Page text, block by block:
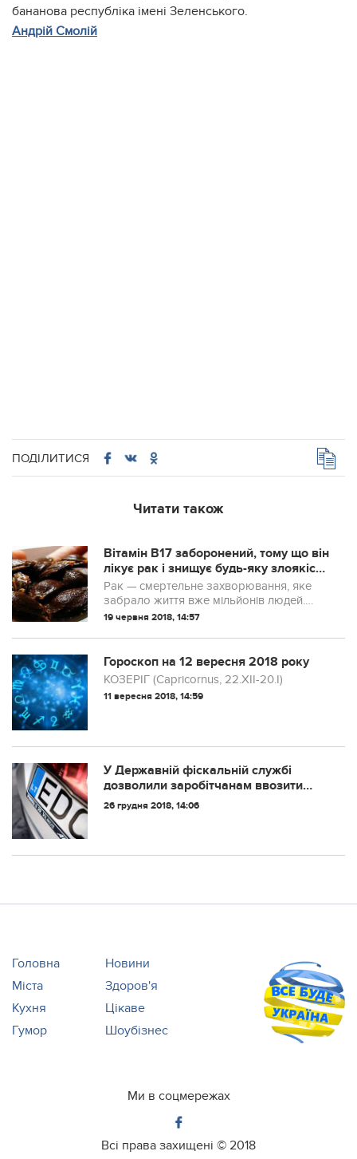
бананова республіка імені Зеленського.
Андрій Смолій
ПОДІЛИТИСЯ
Читати також
Вітамін B17 заборонений, тому що він
лікує рак і знищує будь-яку злоякісну
пухлину …
Рак — смертельне захворювання, яке
забрало життя вже мільйонів людей.
Існують окремі дорогі види лікування цієї
одужання.
19 червня 2018, 14:57
Гороскоп на 12 вересня 2018 року
КОЗЕРІГ (Capricornus, 22.XII-20.I)
11 вересня 2018, 14:59
У Державній фіскальній службі
дозволили заробітчанам ввозити
«євробляхи» без застави
26 грудня 2018, 14:06
Головна
Новини
Міста
Здоров'я
Кухня
Цікаве
Гумор
Шоубізнес
Ми в соцмережах
Всі права захищені © 2018